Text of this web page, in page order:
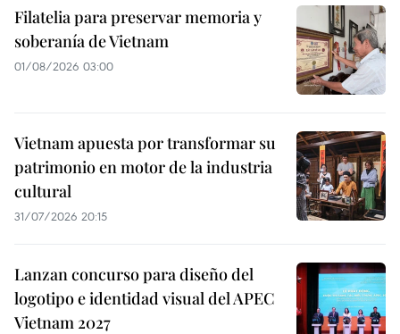
Filatelia para preservar memoria y
soberanía de Vietnam
01/08/2026 03:00
Vietnam apuesta por transformar su
patrimonio en motor de la industria
cultural
31/07/2026 20:15
Lanzan concurso para diseño del
logotipo e identidad visual del APEC
Vietnam 2027